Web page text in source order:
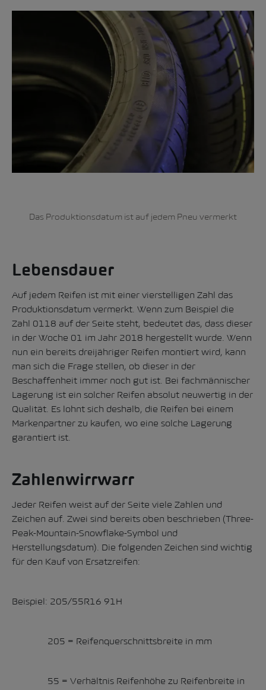
Das Produktionsdatum ist auf jedem Pneu vermerkt
Lebensdauer
Auf jedem Reifen ist mit einer vierstelligen Zahl das
Produktionsdatum vermerkt. Wenn zum Beispiel die
Zahl 0118 auf der Seite steht, bedeutet das, dass dieser
in der Woche 01 im Jahr 2018 hergestellt wurde. Wenn
nun ein bereits dreijähriger Reifen montiert wird, kann
man sich die Frage stellen, ob dieser in der
Beschaffenheit immer noch gut ist. Bei fachmännischer
Lagerung ist ein solcher Reifen absolut neuwertig in der
Qualität. Es lohnt sich deshalb, die Reifen bei einem
Markenpartner zu kaufen, wo eine solche Lagerung
garantiert ist.
Zahlenwirrwarr
Jeder Reifen weist auf der Seite viele Zahlen und
Zeichen auf. Zwei sind bereits oben beschrieben (Three-
Peak-Mountain-Snowflake-Symbol und
Herstellungsdatum). Die folgenden Zeichen sind wichtig
für den Kauf von Ersatzreifen:
Beispiel: 205/55R16 91H
205 = Reifenquerschnittsbreite in mm
55 = Verhältnis Reifenhöhe zu Reifenbreite in